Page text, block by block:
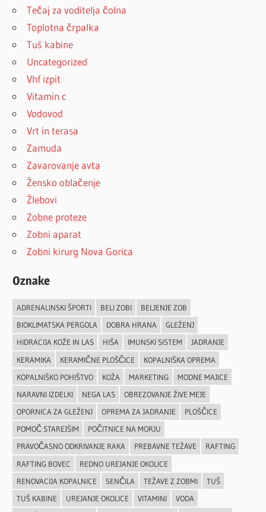
Tečaj za voditelja čolna
Toplotna črpalka
Tuš kabine
Uncategorized
Vhf izpit
Vitamin c
Vodovod
Vrt in terasa
Zamuda
Zavarovanje avta
Žensko oblačenje
Žlebovi
Zobne proteze
Zobni aparat
Zobni kirurg Nova Gorica
Oznake
ADRENALINSKI ŠPORTI BELI ZOBI
BELJENJE ZOB
BIOKLIMATSKA PERGOLA
DOBRA HRANA
GLEŽENJ
HIDRACIJA KOŽE IN LAS
HIŠA IMUNSKI SISTEM
JADRANJE
KERAMIKA
KERAMIČNE PLOŠČICE
KOPALNIŠKA OPREMA
KOPALNIŠKO POHIŠTVO
KOŽA MARKETING
MODNE MAJICE
NARAVNI IZDELKI
NEGA LAS
OBREZOVANJE ŽIVE MEJE
OPORNICA ZA GLEŽENJ
OPREMA ZA JADRANJE
PLOŠČICE
POMOČ STAREJŠIM
POČITNICE NA MORJU
PRAVOČASNO ODKRIVANJE RAKA
PREBAVNE TEŽAVE
RAFTING
RAFTING BOVEC
REDNO UREJANJE OKOLICE
RENOVACIJA KOPALNICE
SENČILA TEŽAVE Z ZOBMI
TUŠ
TUŠ KABINE
UREJANJE OKOLICE VITAMINI
VODA